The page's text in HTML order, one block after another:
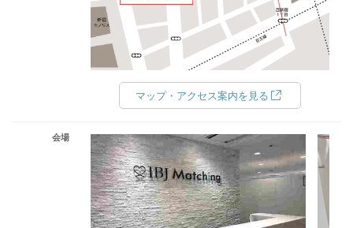
マップ・アクセス案内を見る
会場